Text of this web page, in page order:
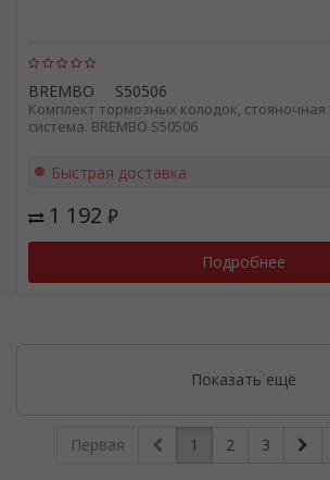
BREMBO S50506
Комплект тормозных колодок,
система. BREMBO S50506
Быстрая доставка
1 192 ₽
Подробнее
Показать ещё
Первая 1 2 3